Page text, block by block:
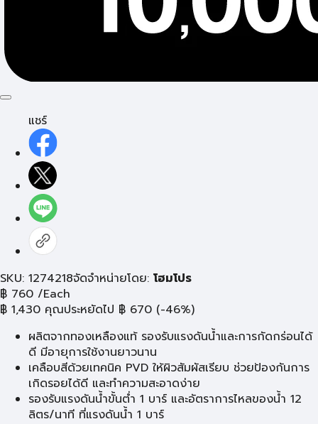
แชร์
SKU: 1274218จัดจำหน่ายโดย: โฮมโปร
฿ 760 /Each
฿ 1,430 คุณประหยัดไป ฿ 670 (-46%)
ผลิตจากทองเหลืองแท้ รองรับแรงดันน้ำและการกัดกร่อนได้
ดี มีอายุการใช้งานยาวนาน
เคลือบสีด้วยเทคนิค PVD ให้ผิวสัมผัสเรียบ ช่วยป้องกันการ
เกิดรอยได้ดี และทำความสะอาดง่าย
รองรับแรงดันน้ำขั้นต่ำ 1 บาร์ และอัตราการไหลของน้ำ 12
ลิตร/นาที ที่แรงดันน้ำ 1 บาร์